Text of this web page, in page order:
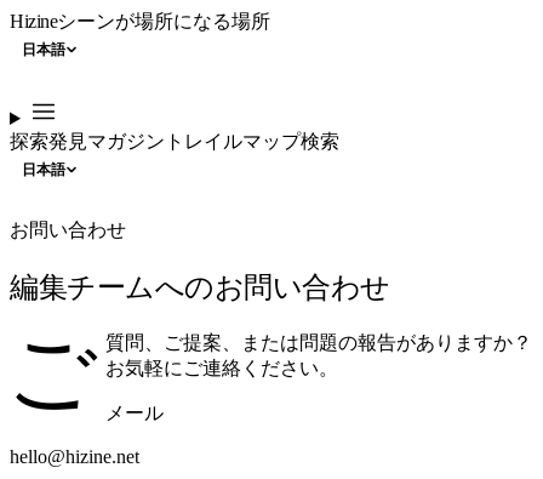
Hizineシーンが場所になる場所
日本語
探索発見マガジン トレイルマップ検索
日本語
お問い合わせ
編集チームへのお問い合わせ
ご 質問、ご提案、または問題の報告がありますか？
お気軽にご連絡ください。
メール
hello@hizine.net